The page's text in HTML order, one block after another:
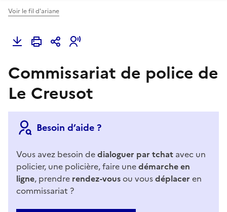
Voir le fil d'ariane
Commissariat de police de
Le Creusot
Besoin d’aide ?
Vous avez besoin dedialoguer par tchat avec un
policier, une policière, faire unedémarche en
ligne, prendre rendez-vousou vousdéplacer en
commissariat ?